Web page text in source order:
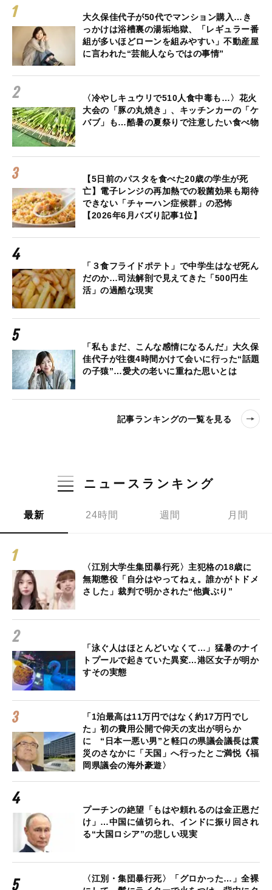
大久保佳代子が50代でマンション購入…き
っかけは浴槽裏の湯垢地獄、「レギュラー番
組が多いほどローンを組みやすい」不動産屋
に言われた“芸能人ならではの事情”
〈冷やしキュウリで510人食中毒も…〉花火
大会の「豚の丸焼き」、キッチンカーの「ケ
バブ」も…酷暑の夏祭りで注意したい食べ物
【5日前のパスタを食べた20歳の学生が死
亡】電子レンジの再加熱での殺菌効果も期待
できない「チャーハン症候群」の恐怖
【2026年6月バズり記事1位】
「３食フライドポテト」で中学生はなぜ死ん
だのか…司法解剖で見えてきた「500円生
活」の過酷な現実
「私もまだ、こんな感情になるんだ」大久保
佳代子が往復4時間かけて会いに行った“話題
の子猿”…愛犬の老いに重ねた思いとは
記事ランキングの一覧を見る
ニュースランキング
最新 24時間 週間 月間
〈江別大学生集団暴行死〉主犯格の18歳に
無期懲役「自分はやってねぇ。誰かがトドメ
さした」裁判で明かされた“他責ぶり”
「泳ぐ人はほとんどいなくて…」猛暑のナイ
トプールで起きていた異変…港区女子が明か
すその実態
「1泊最高は11万円ではなく約17万円でし
た」初の費用公開で仰天の支出が明らか
に “日本一悪い男”と軽口の県議会議長は震
災のさなかに「天国」へ行ったとご満悦《福
岡県議会の海外豪遊〉
プーチンの絶望「もはや頼れるのは金正恩だ
け」…中国に値切られ、インドに振り回され
る“大国ロシア”の悲しい現実
〈江別・集団暴行死〉「グロかった…」全裸